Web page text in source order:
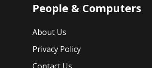
People & Computers
About Us
Privacy Policy